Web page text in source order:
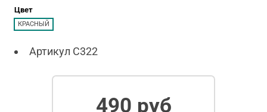
Цвет
КРАСНЫЙ
Артикул С322
490 руб